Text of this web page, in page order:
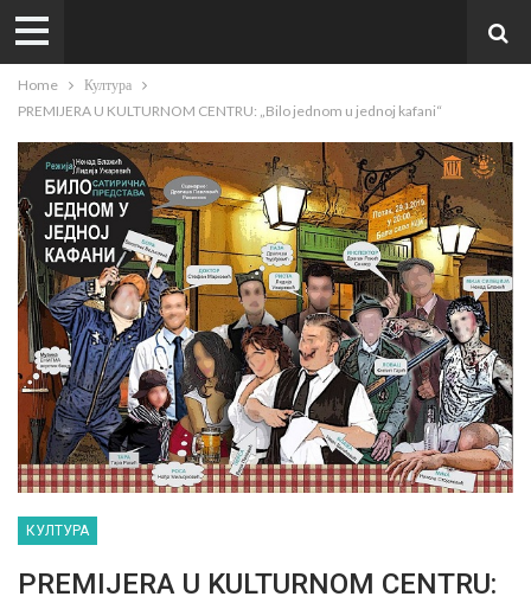
Home
Култура
PREMIJERA U KULTURNOM CENTRU: „Bilo jednom u jednoj kafani“
КУЛТУРА
PREMIJERA U KULTURNOM CENTRU: